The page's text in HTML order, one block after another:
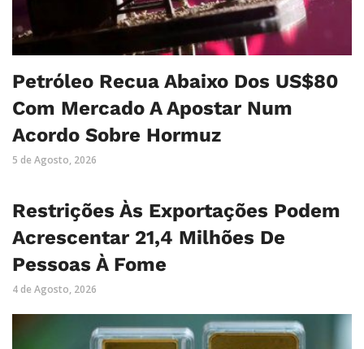
Petróleo Recua Abaixo Dos US$80
Com Mercado A Apostar Num
Acordo Sobre Hormuz
5 de Agosto, 2026
Restrições Às Exportações Podem
Acrescentar 21,4 Milhões De
Pessoas À Fome
4 de Agosto, 2026